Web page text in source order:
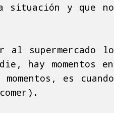
situación y que no
al supermercado lo
hay momentos en
es cuando